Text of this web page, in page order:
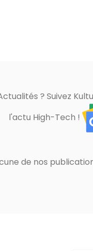
? Suivez
l'actu High-Tech !
de nos